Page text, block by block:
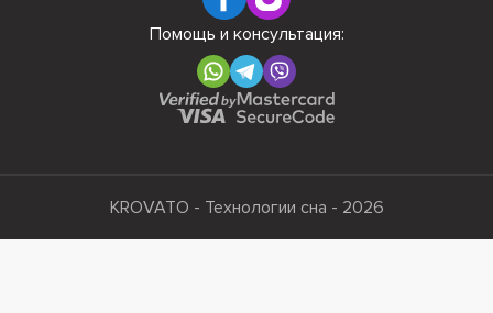
Помощь и консультация:
KROVATO - Технологии сна - 2026